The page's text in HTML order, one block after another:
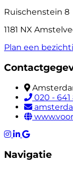
Ruischenstein 8
1181 NX
Plan een
020 -
Navigatie